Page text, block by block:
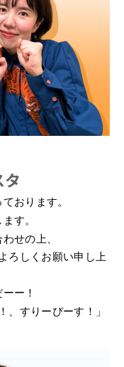
おります。
す。
せの上、
ろしくお願い申し上
ー！
、すりーぴーす！」